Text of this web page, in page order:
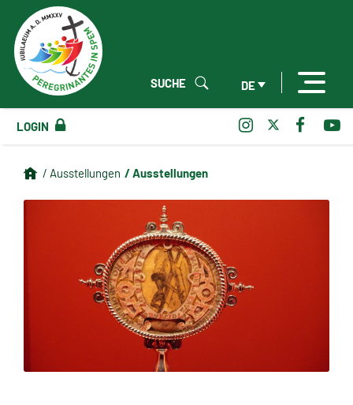
DE
SUCHE
LOGIN
/ Ausstellungen / Ausstellungen